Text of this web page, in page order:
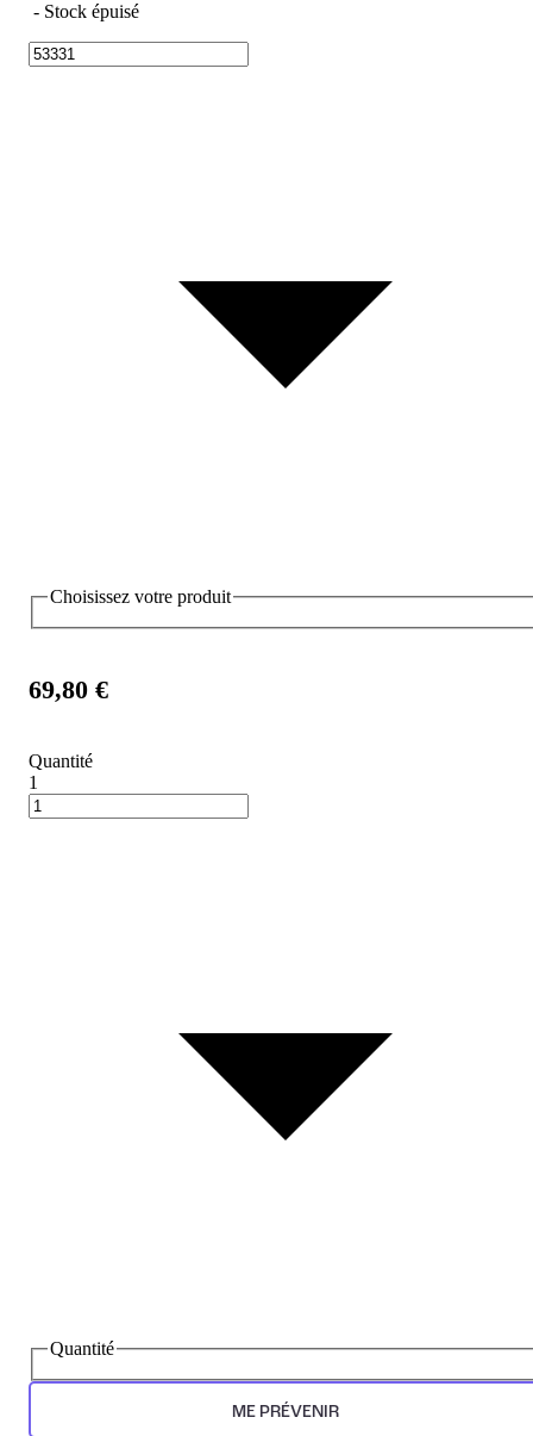
- Stock épuisé
Choisissez votre produit
69,80 €
Quantité
1
Quantité
ME PRÉVENIR